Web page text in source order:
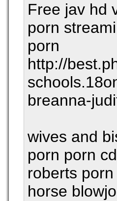
Free jav hd
porn
porn
http://
breanna-
wives and
porn porn
roberts
horse